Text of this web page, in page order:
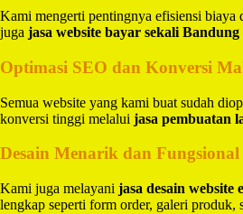
Kami mengerti pentingnya efisiensi biaya
juga jasa website bayar sekali Bandung
Optimasi SEO dan Konversi
Semua website yang kami buat sudah
konversi tinggi melalui jasa pembuatan
Desain Menarik dan Fungsional
Kami juga melayani jasa desain website
lengkap seperti form order, galeri produk,